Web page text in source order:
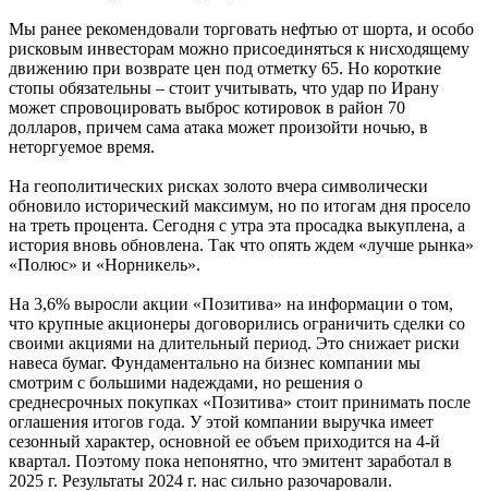
Мы ранее рекомендовали торговать нефтью от шорта, и особо
рисковым инвесторам можно присоединяться к нисходящему
движению при возврате цен под отметку 65. Но короткие
стопы обязательны – стоит учитывать, что удар по Ирану
может спровоцировать выброс котировок в район 70
долларов, причем сама атака может произойти ночью, в
неторгуемое время.
На геополитических рисках золото вчера символически
обновило исторический максимум, но по итогам дня просело
на треть процента. Сегодня с утра эта просадка выкуплена, а
история вновь обновлена. Так что опять ждем «лучше рынка»
«Полюс» и «Норникель».
На 3,6% выросли акции «Позитива» на информации о том,
что крупные акционеры договорились ограничить сделки со
своими акциями на длительный период. Это снижает риски
навеса бумаг. Фундаментально на бизнес компании мы
смотрим с большими надеждами, но решения о
среднесрочных покупках «Позитива» стоит принимать после
оглашения итогов года. У этой компании выручка имеет
сезонный характер, основной ее объем приходится на 4-й
квартал. Поэтому пока непонятно, что эмитент заработал в
2025 г. Результаты 2024 г. нас сильно разочаровали.